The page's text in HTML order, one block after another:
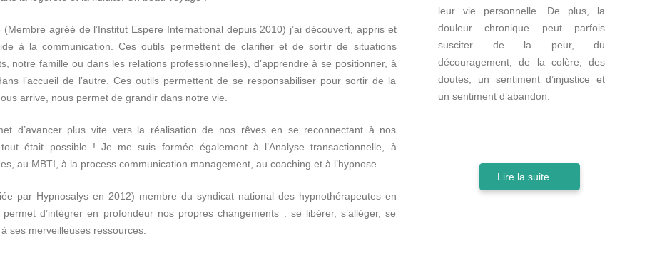
agréé de l’Institut Espere International depuis 2010) j’ai découvert, appris et
à la communication. Ces outils permettent de clarifier et de sortir de situations
notre famille ou dans les relations professionnelles), d’apprendre à se positionner, à
l’accueil de l’autre. Ces outils permettent de se responsabiliser pour sortir de la
arrive, nous permet de grandir dans notre vie.
d’avancer plus vite vers la réalisation de nos rêves en se reconnectant à nos
était possible ! Je me suis formée également à l’Analyse transactionnelle, à
au MBTI, à la process communication management, au coaching et à l’hypnose.
par Hypnosalys en 2012) membre du syndicat national des hypnothérapeutes en
d’intégrer en profondeur nos propres changements : se libérer, s’alléger, se
ses merveilleuses ressources.
leur vie personnelle. De plus, la
douleur chronique peut parfois
susciter de la peur, du
découragement, de la colère, des
doutes, un sentiment d’injustice et
un sentiment d’abandon.
Lire la suite …